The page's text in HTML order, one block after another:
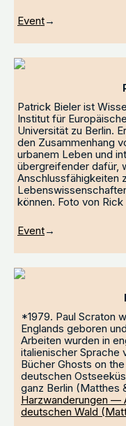
Event→
Patrick Bieler ist
Institut für
Universität zu Berlin.
den Zusammenhang
urbanem Leben und
übergreifender dafür,
Anschlussfähigkeiten
können. Foto von
Event→
*1979. Paul Scraton
Englands geboren
Arbeiten wurden in
italienischer Sprache
Bücher Ghosts on
deutschen
ganz Berlin (Matthes
Harzwanderungen —
deutschen Wald